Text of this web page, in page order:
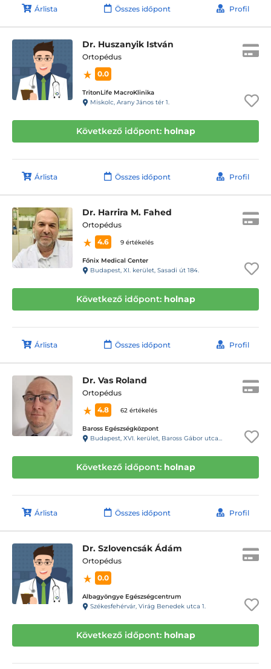
Árlista Összes időpont Profil
Dr. Huszanyik István
Ortopédus
0.0
TritonLife MacroKlinika
Miskolc, Arany János tér 1.
Következő időpont: holnap
Árlista Összes időpont Profil
Dr. Harrira M. Fahed
Ortopédus
4.6
9 értékelés
Főnix Medical Center
Budapest, XI. kerület, Sasadi út 184.
Következő időpont: holnap
Árlista Összes időpont Profil
Dr. Vas Roland
Ortopédus
4.8
62 értékelés
Baross Egészségközpont
Budapest, XVI. kerület, Baross Gábor utca 40.
Következő időpont: holnap
Árlista Összes időpont Profil
Dr. Szlovencsák Ádám
Ortopédus
0.0
Albagyöngye Egészségcentrum
Székesfehérvár, Virág Benedek utca 1.
Következő időpont: holnap